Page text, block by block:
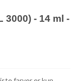
3000) - 14 ml -